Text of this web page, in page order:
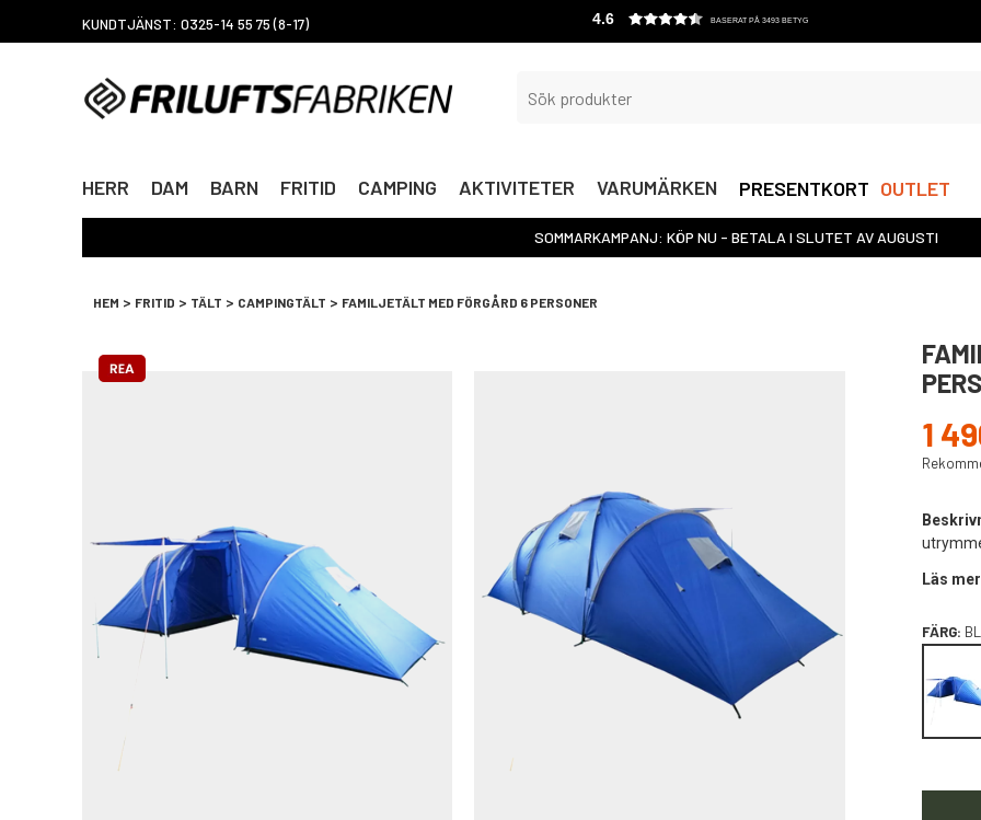
KUNDTJÄNST: 0325-14 55 75 (8-17) 4.6 BASERAT PÅ 3493 BETYG
HERR DAM BARN FRITID CAMPING AKTIVITETER VARUMÄRKEN PRESENTKORT OUTLET
SOMMARKAMPANJ: KÖP NU - BETALA I SLUTET AV AUGUSTI
HEM > FRITID > TÄLT > CAMPINGTÄLT > FAMILJETÄLT MED FÖRGÅRD 6 PERSONER
1
Läs
FÄRG: